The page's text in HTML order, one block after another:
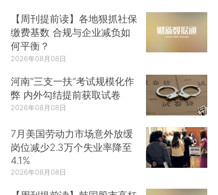
【周刊提前读】各地狠抓社保
缴费基数 合规与企业减负如
何平衡？
2026年08月08日
河南“三支一扶”考试规模化作
弊 内外勾结提前获取试卷
2026年08月08日
7月美国劳动力市场意外放缓
岗位减少2.3万个失业率降至
4.1%
2026年08月08日